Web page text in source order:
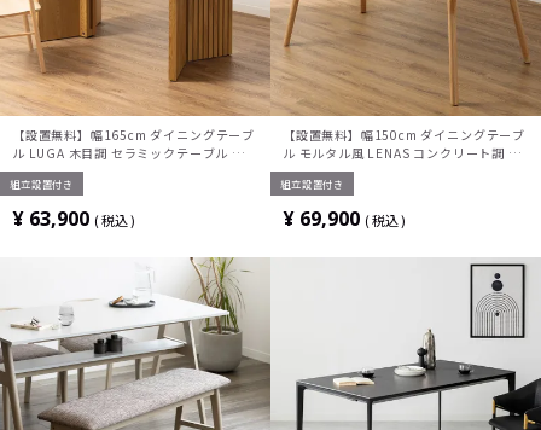
【設置無料】幅165cm ダイニングテーブ
ル LUGA 木目調 セラミックテーブル 棚付
き 長方形 食卓テーブル 格子 おしゃれ 石
目調 V字脚 和モダン グレー ナチュラル
黒 茶
組立設置付き
¥ 63,900 税込
【設置無料】幅150cm ダイニングテーブ
ル モルタル風 LENAS コンクリート調 木
脚 北欧モダン テーブル 4人 食卓テーブル
おしゃれ ナチュラルモダン 韓国インテリ
ア風 グレージュ
組立設置付き
¥ 69,900 税込